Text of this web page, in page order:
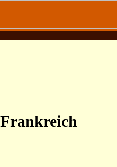
Frankreich